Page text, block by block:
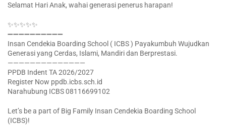
Selamat Hari Anak, wahai generasi penerus harapan!
✨✨✨✨✨
➖➖➖➖➖➖➖➖➖➖
Insan Cendekia Boarding School ( ICBS ) Payakumbuh Wujudkan
Generasi yang Cerdas, Islami, Mandiri dan Berprestasi.
——————————————
PPDB Indent TA 2026/2027
Register Now ppdb.icbs.sch.id
Narahubung ICBS 08116699102
Let’s be a part of Big Family Insan Cendekia Boarding School
(ICBS)!